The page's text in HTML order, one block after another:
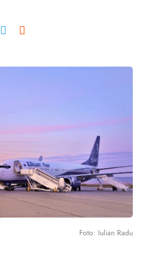
Foto: Iulian Radu